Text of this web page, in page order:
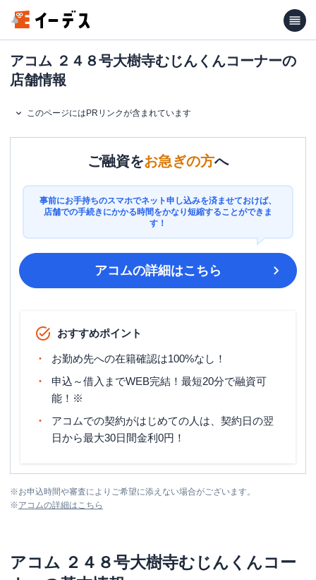
アコム ２４８号大樹寺むじんくんコーナーの
店舗情報
このページにはPRリンクが含まれています
ご融資をお急ぎの方へ
事前にお手持ちのスマホでネット申し込みを済ませておけば、
店舗での手続きにかかる時間をかなり短縮することができま
す！
アコムの詳細はこちら
おすすめポイント
お勤め先への在籍確認は100%なし！
申込～借入までWEB完結！最短20分で融資可
能！※
アコムでの契約がはじめての人は、契約日の翌
日から最大30日間金利0円！
※お申込時間や審査によりご希望に添えない場合がございます。
※アコムの詳細はこちら
アコム ２４８号大樹寺むじんくんコー